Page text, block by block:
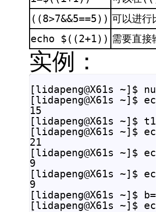
((8>7&&5==5)) 可以进行
echo $((2+1)) 需要直
实例：
[lidapeng@X61s ~]$
[lidapeng@X61s ~]$
15
[lidapeng@X61s ~]$
[lidapeng@X61s ~]$
21
[lidapeng@X61s ~]$
9
[lidapeng@X61s ~]$
9
[lidapeng@X61s ~]$
[lidapeng@X61s ~]$